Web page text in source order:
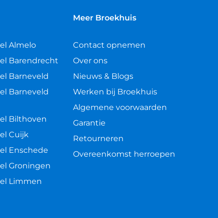
Almelo
Barendrecht
Barneveld
Barneveld
Bilthoven
Cuijk
Enschede
Groningen
Limmen
Meer Broekhuis
Contact opnemen
Over ons
Nieuws & Blogs
Werken bij Broekhuis
Algemene voorwaarden
Garantie
Retourneren
Overeenkomst herroepen